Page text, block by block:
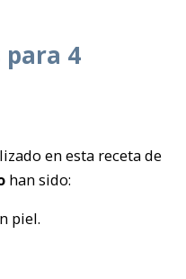
para 4
en esta receta de
han sido:
piel.